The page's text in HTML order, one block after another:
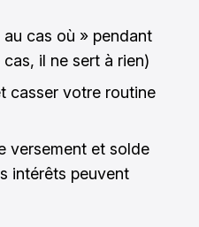
cas où » pendant
il ne sert à rien)
casser votre routine
versement et solde
intérêts peuvent